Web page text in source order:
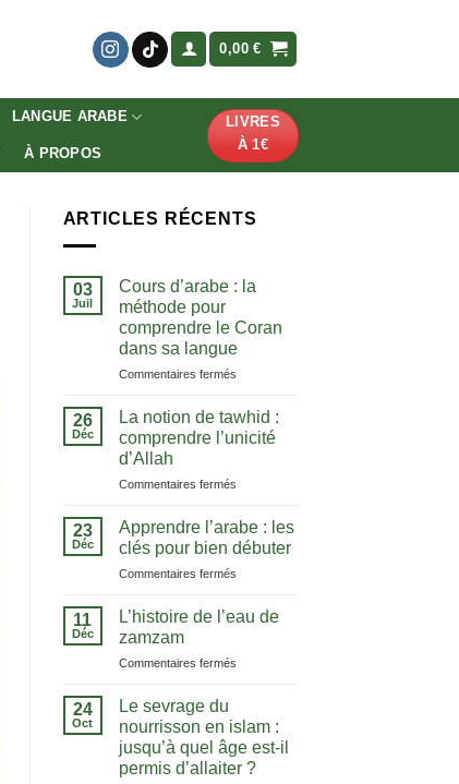
0,00€
LANGUE ARABE
À PROPOS
LIVRES
À 1€
ARTICLES RÉCENTS
03
Juil
Cours d’arabe : la
méthode pour
comprendre le Coran
dans sa langue
Commentaires ferméssur
d’arabe
la
pour
le
Coran
dans
sa
26
Déc
La notion de tawhid :
comprendre l’unicité
d’Allah
Commentaires ferméssur
notion
de
tawhid
:
l’unicité
23
Déc
Apprendre l’arabe : les
clés pour bien débuter
Commentaires ferméssur
l’arabe
clés
débuter
11
Déc
L’histoire de l’eau de
zamzam
Commentaires ferméssur
l’eau
de
zamzam
24
Oct
Le sevrage du
nourrisson en islam :
jusqu’à quel âge est-il
permis d’allaiter ?